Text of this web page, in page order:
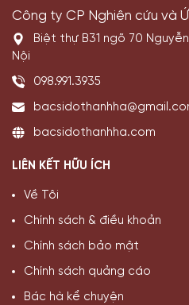
Công ty CP Nghiên cứu và
Biệt thự B31 ngõ 70
Nội
098.991.3935
bacsidothanhha.com
LIÊN KẾT HỮU ÍCH
Về Tôi
Chính sách & điều khoản
Chính sách bảo mật
Chính sách quảng cáo
Bác hà kể chuyện